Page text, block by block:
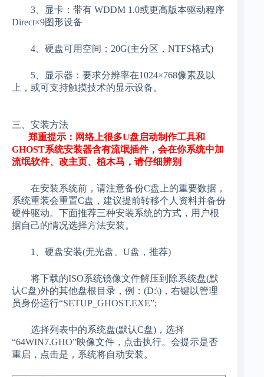
3、显卡：带有 WDDM 1.0或更高版本驱动程序
Direct×9图形设备
4、硬盘可用空间：20G(主分区，NTFS格式)
5、显示器：要求分辨率在1024×768像素及以
上，或可支持触摸技术的显示设备。
三、安装方法
郑重提示：网络上很多U盘启动制作工具和
GHOST系统安装器含有流氓插件，会在你系统中加
流氓软件、改主页、植木马，请仔细辨别
在安装系统前，请注意备份C盘上的重要数据，
系统重装会重置C盘，建议提前转移个人资料并备份
硬件驱动。下面推荐三种安装系统的方式，用户根
据自己的情况选择方法安装。
1、硬盘安装(无光盘、U盘，推荐)
将下载的ISO系统镜像文件解压到除系统盘(默
认C盘)外的其他盘根目录，例：(D:\)，右键以管理
员身份运行“SETUP_GHOST.EXE”;
选择列表中的系统盘(默认C盘)，选择
“64WIN7.GHO”映像文件，点击执行。会提示是否
重启，点击是，系统将自动安装。